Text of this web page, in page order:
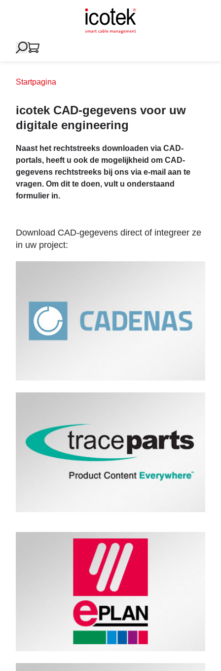
Startpagina
icotek CAD-gegevens voor uw
digitale engineering
Naast het rechtstreeks downloaden via CAD-
portals, heeft u ook de mogelijkheid om CAD-
gegevens rechtstreeks bij ons via e-mail aan te
vragen. Om dit te doen, vult u onderstaand
formulier in.
Download CAD-gegevens direct of integreer ze
in uw project: